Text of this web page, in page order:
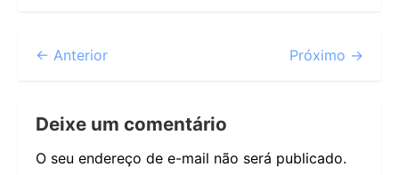
← Anterior Próximo →
Deixe um comentário
O seu endereço de e-mail não será publicado.